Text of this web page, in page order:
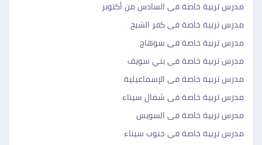
مدرس تربية خاصة فى السادس من أكتوبر
مدرس تربية خاصة فى كفر الشيخ
مدرس تربية خاصة فى سوهاج
مدرس تربية خاصة فى بني سويف
مدرس تربية خاصة فى الإسماعيلية
مدرس تربية خاصة فى شمال سيناء
مدرس تربية خاصة فى السويس
مدرس تربية خاصة فى جنوب سيناء